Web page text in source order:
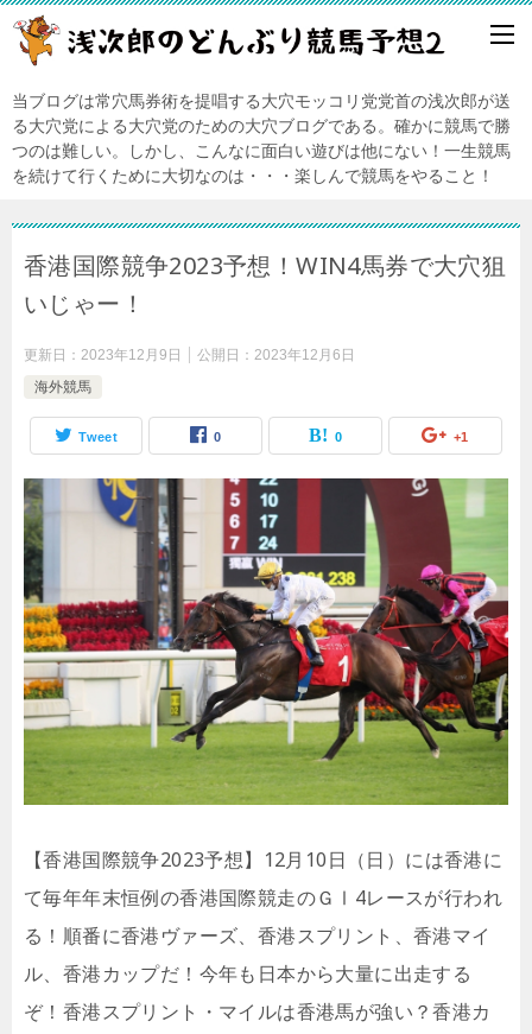
当ブログは常穴馬券術を提唱する大穴モッコリ党党首の浅次郎が送
る大穴党による大穴党のための大穴ブログである。確かに競馬で勝
つのは難しい。しかし、こんなに面白い遊びは他にない！一生競馬
を続けて行くために大切なのは・・・楽しんで競馬をやること！
香港国際競争2023予想！WIN4馬券で大穴狙
いじゃー！
更新日： 2023年12月9日 公開日： 2023年12月6日
海外競馬
Tweet 0 0 +1
【香港国際競争2023予想】12月10日（日）には香港に
て毎年年末恒例の香港国際競走のＧⅠ4レースが行われ
る！順番に香港ヴァーズ、香港スプリント、香港マイ
ル、香港カップだ！今年も日本から大量に出走する
ぞ！香港スプリント・マイルは香港馬が強い？香港カ